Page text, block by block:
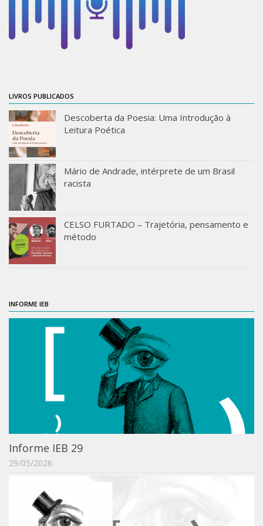
ProgramaUSP 60+
Pós-Graduação
Formulários – Requerimentos
Regulamentos
PAE
Matrícula
Auxílio Financeiro
Exame de Qualificação
Depósito da Dissertação
Dissertação Corrigida
Orientadores / Credenciamentos
Credenciamento / Recredenciamento de Disciplina
Dissertações Defendidas
Disciplinas de Pós-Graduação
1° semestre
Informações aos Alunos
IEB Virtual
Podcast
LIVROS PUBLICADOS
Descoberta da Poesia: Uma Introdução à
Leitura Poética
Mário de Andrade, intérprete de um Brasil
racista
CELSO FURTADO – Trajetória, pensamento e
método
INFORME IEB
Informe IEB 29
29/05/2026